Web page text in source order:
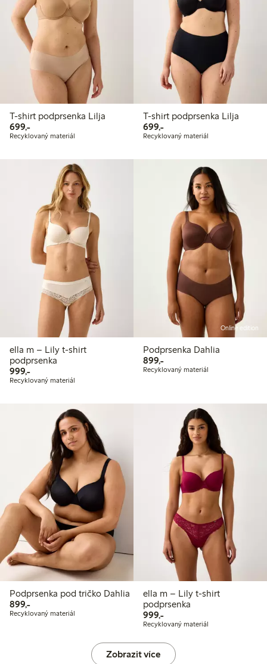
T-shirt podprsenka Lilja
699,-699,00 Kč
Recyklovaný materiál
T-shirt podprsenka Lilja
699,-699,00 Kč
Recyklovaný materiál
ella m – Lily t-shirt
podprsenka
999,-999,00 Kč
Recyklovaný materiál
Online edition
Podprsenka Dahlia
899,-899,00 Kč
Recyklovaný materiál
Podprsenka pod tričko Dahlia
899,-899,00 Kč
Recyklovaný materiál
ella m – Lily t-shirt
podprsenka
999,-999,00 Kč
Recyklovaný materiál
Zobrazit více